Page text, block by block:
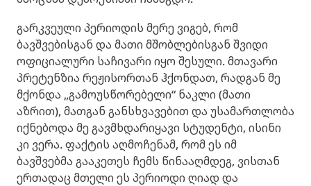
გარკვეული პერიოდის მერე ვიგებ, რომ
ბავშვებისგან და მათი მშობლებისგან შვიდი
ოფიციალური საჩივარი იყო შესული. მთავარი
პრეტენზია რეჟისორთან ჰქონდათ, რადგან მე
მქონდა „გამოუსწორებელი“ ნაკლი (მათი
აზრით), მათგან განსხვავებით და უსამართლობა
იქნებოდა მე გავმხდარიყავი სტუდენტი, ისინი
კი ვერა. ფაქტის აღმოჩენამ, რომ ეს იმ
ბავშვებმა გააკეთეს ჩემს წინააღმდეგ, ვისთან
ერთადაც მთელი ეს პერიოდი ღიად და